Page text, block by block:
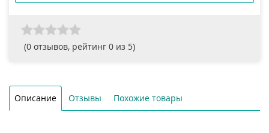
(0 отзывов, рейтинг 0 из 5)
Описание Отзывы Похожие товары